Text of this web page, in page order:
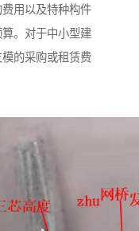
用以及特种构件
。对于中小型建
的采购或租赁费